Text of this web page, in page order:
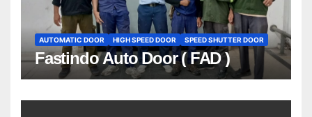
AUTOMATIC DOOR HIGH SPEED DOOR SPEED SHUTTER DOOR
Fastindo Auto Door ( FAD )